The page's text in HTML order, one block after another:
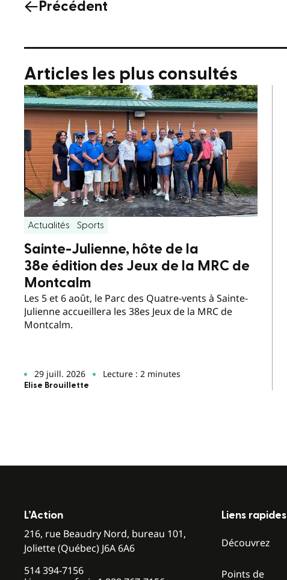
Précédent
Articles les plus consultés
Actualités Sports
Sainte-Julienne, hôte de la
38e édition des Jeux de la MRC de
Montcalm
Les 5 et 6 août, le Parc des Quatre-vents à Sainte-
Julienne accueillera les 38es Jeux de la MRC de
Montcalm.
29 juill. 2026 Lecture : 2 minutes
Elise Brouillette
L’Action
216, rue Beaudry Nord, bureau 101,
Joliette (Québec) J6A 6A6
514 394-7156
Liens rapides
Découvrez
Points de